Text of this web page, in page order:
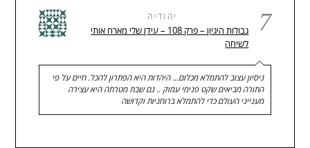
7 יהודיה
גבולות היגיון – פרק 108 – עידן שלי מארח אותי
לשיחה
ניסיון עצוב להתמלא מכלום... היהדות היא הפתרון להכל. חיים על פי
התורה מביאים שקט פנימי עמוק .. גם שבת מטרתה היא עצירה
מענייני העולם כדי להתמלא ברוחניות וקדושה